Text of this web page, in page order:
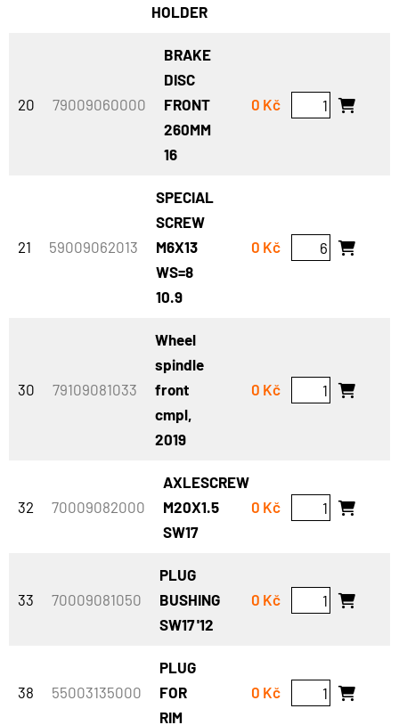
HOLDER
20 79009060000
BRAKE
DISC
FRONT
260MM
16
0 Kč
21 59009062013
SPECIAL
SCREW
M6X13
WS=8
10.9
0 Kč
30 79109081033
Wheel
spindle
front
cmpl,
2019
0 Kč
32 70009082000
AXLESCREW
M20X1.5
SW17
0 Kč
33 70009081050
PLUG
BUSHING
SW17 '12
0 Kč
38 55003135000
PLUG
FOR
RIM
0 Kč